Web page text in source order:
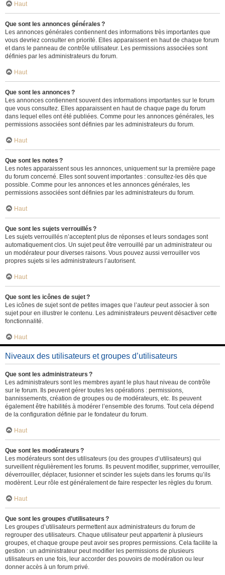
Haut
Que sont les annonces générales ?
Les annonces générales contiennent des informations très importantes que
vous devriez consulter en priorité. Elles apparaissent en haut de chaque forum
et dans le panneau de contrôle utilisateur. Les permissions associées sont
définies par les administrateurs du forum.
Haut
Que sont les annonces ?
Les annonces contiennent souvent des informations importantes sur le forum
que vous consultez. Elles apparaissent en haut de chaque page du forum
dans lequel elles ont été publiées. Comme pour les annonces générales, les
permissions associées sont définies par les administrateurs du forum.
Haut
Que sont les notes ?
Les notes apparaissent sous les annonces, uniquement sur la première page
du forum concerné. Elles sont souvent importantes : consultez-les dès que
possible. Comme pour les annonces et les annonces générales, les
permissions associées sont définies par les administrateurs du forum.
Haut
Que sont les sujets verrouillés ?
Les sujets verrouillés n’acceptent plus de réponses et leurs sondages sont
automatiquement clos. Un sujet peut être verrouillé par un administrateur ou
un modérateur pour diverses raisons. Vous pouvez aussi verrouiller vos
propres sujets si les administrateurs l’autorisent.
Haut
Que sont les icônes de sujet ?
Les icônes de sujet sont de petites images que l’auteur peut associer à son
sujet pour en illustrer le contenu. Les administrateurs peuvent désactiver cette
fonctionnalité.
Haut
Niveaux des utilisateurs et groupes d’utilisateurs
Que sont les administrateurs ?
Les administrateurs sont les membres ayant le plus haut niveau de contrôle
sur le forum. Ils peuvent gérer toutes les opérations : permissions,
bannissements, création de groupes ou de modérateurs, etc. Ils peuvent
également être habilités à modérer l’ensemble des forums. Tout cela dépend
de la configuration définie par le fondateur du forum.
Haut
Que sont les modérateurs ?
Les modérateurs sont des utilisateurs (ou des groupes d’utilisateurs) qui
surveillent régulièrement les forums. Ils peuvent modifier, supprimer, verrouiller,
déverrouiller, déplacer, fusionner et scinder les sujets dans les forums qu’ils
modèrent. Leur rôle est généralement de faire respecter les règles du forum.
Haut
Que sont les groupes d’utilisateurs ?
Les groupes d’utilisateurs permettent aux administrateurs du forum de
regrouper des utilisateurs. Chaque utilisateur peut appartenir à plusieurs
groupes, et chaque groupe peut avoir ses propres permissions. Cela facilite la
gestion : un administrateur peut modifier les permissions de plusieurs
utilisateurs en une fois, leur accorder des pouvoirs de modération ou leur
donner accès à un forum privé.